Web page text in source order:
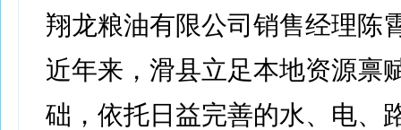
翔龙粮油有限公司销售经理陈
近年来，滑县立足本地资源禀
础，依托日益完善的水、电、